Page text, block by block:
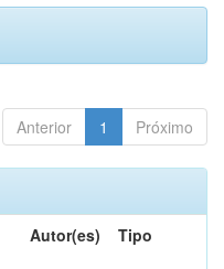
Anterior 1 Próximo
Autor(es) Tipo